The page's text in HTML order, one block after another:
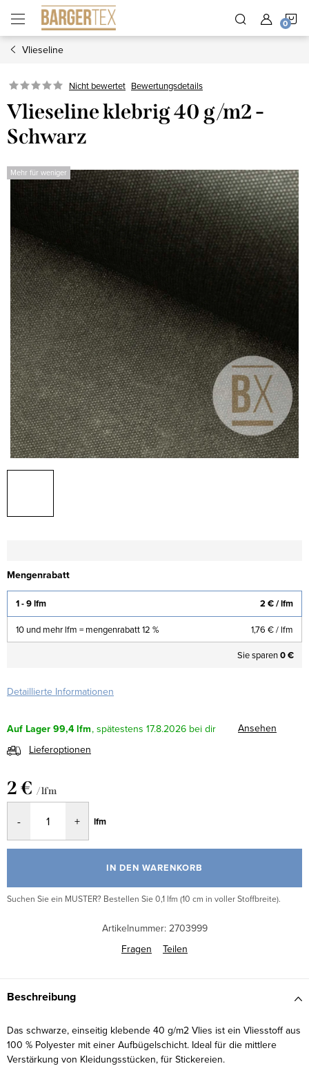
Inhalt
springen
Vlieseline
Nicht bewertet Bewertungsdetails
Vlieseline klebrig 40 g/m2 -
Schwarz
Mehr für weniger
Mengenrabatt
1 - 9 lfm 2 €/ lfm
10 und mehr lfm = mengenrabatt 12 % 1,76 €/ lfm
Sie sparen0 €
Detaillierte Informationen
Auf Lager99,4 lfm 17.8.2026
Ansehen
Lieferoptionen
2 € / lfm
lfm
IN DEN WARENKORB
Suchen Sie ein MUSTER? Bestellen Sie 0,1 lfm (10 cm in voller Stoffbreite).
Artikelnummer: 2703999
Fragen
Teilen
Beschreibung
Das schwarze, einseitig klebende 40 g/m2 Vlies ist ein Vliesstoff aus
100 % Polyester mit einer Aufbügelschicht. Ideal für die mittlere
Verstärkung von Kleidungsstücken, für Stickereien.